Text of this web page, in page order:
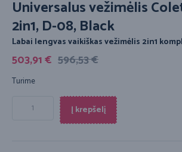
Universalus vežimėlis
2in1, D-08, Black
Labai lengvas vaikiškas vežimėlis 2in1
596,53€
503,91€
Turime
Į krepšelį